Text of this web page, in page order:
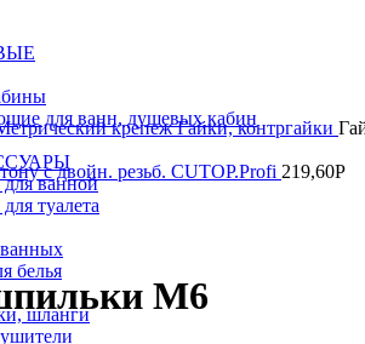
для ванн, душевых кабин
ванной
туалета
белья
шланги
крепежГайки, контргайки
с двойн. резьб. CUTOP.Profi 219,60Р
М6